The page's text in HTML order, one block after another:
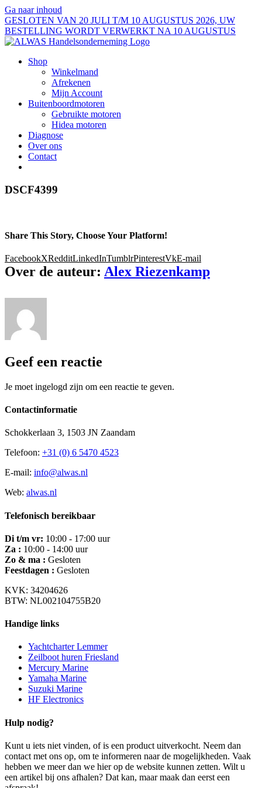
Ga naar inhoud
GESLOTEN VAN 20 JULI T/M 10 AUGUSTUS 2026, UW
BESTELLING WORDT VERWERKT NA 10 AUGUSTUS
Shop
Winkelmand
Afrekenen
Mijn Account
Buitenboordmotoren
Gebruikte motoren
Hidea motoren
Diagnose
Over ons
Contact
DSCF4399
Share This Story, Choose Your Platform!
FacebookXRedditLinkedInTumblrPinterestVkE-mail
Over de auteur: Alex Riezenkamp
Geef een reactie
Je moet ingelogd zijn om een reactie te geven.
Contactinformatie
Schokkerlaan 3, 1503 JN Zaandam
Telefoon: +31 (0) 6 5470 4523
E-mail: info@alwas.nl
Web: alwas.nl
Telefonisch bereikbaar
Di t/m vr: 10:00 - 17:00 uur
Za : 10:00 - 14:00 uur
Zo & ma : Gesloten
Feestdagen : Gesloten
KVK: 34204626
BTW: NL002104755B20
Handige links
Yachtcharter Lemmer
Zeilboot huren Friesland
Mercury Marine
Yamaha Marine
Suzuki Marine
HF Electronics
Hulp nodig?
Kunt u iets niet vinden, of is een product uitverkocht. Neem dan
contact met ons op, om te informeren naar de mogelijkheden. Vaak
hebben we meer dan we hier op de website kunnen zetten. Wilt u
een artikel bij ons afhalen? Dat kan, maar maak dan eerst een